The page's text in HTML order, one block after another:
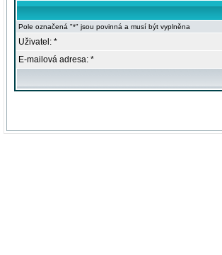
Pole označená "*" jsou povinná a musí být vyplněna
Uživatel: *
E-mailová adresa: *